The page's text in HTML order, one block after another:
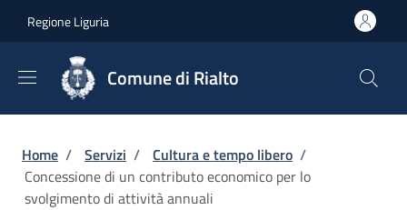
Regione Liguria
Comune di Rialto
Briciole di pane
Home / Servizi / Cultura e tempo libero /
Concessione di un contributo economico per lo
svolgimento di attività annuali